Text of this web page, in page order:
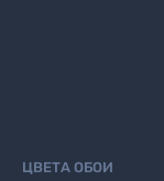
ЦВЕТА ОБОИ